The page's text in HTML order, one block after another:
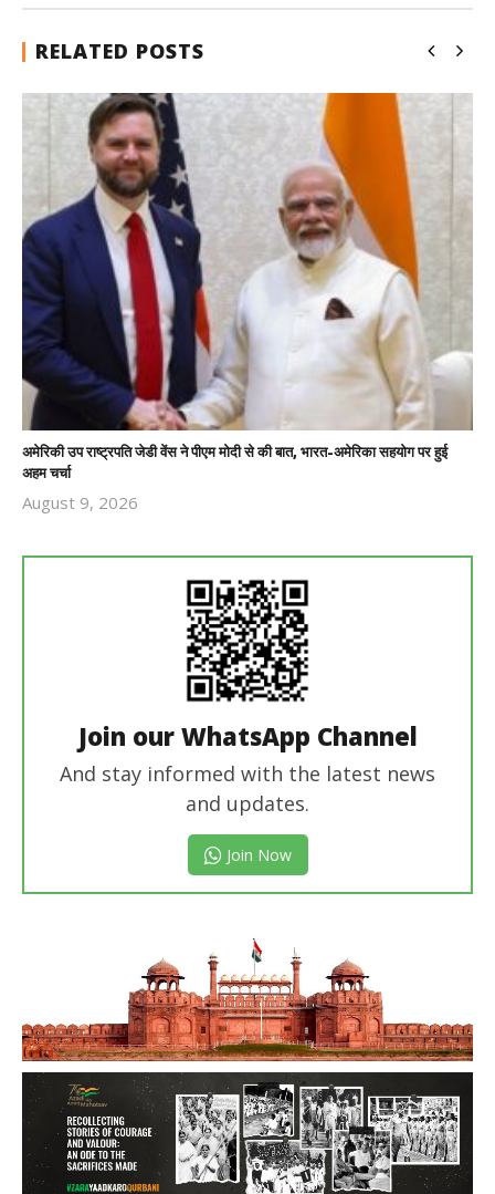
RELATED POSTS
अमेरिकी उप राष्ट्रपति जेडी वेंस ने पीएम मोदी से की बात, भारत-अमेरिका सहयोग पर हुई
अहम चर्चा
August 9, 2026
Join our WhatsApp Channel
And stay informed with the latest news
and updates.
Join Now